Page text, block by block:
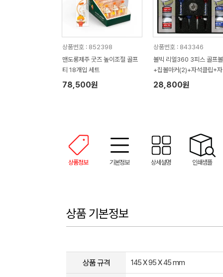
상품번호 : 852398
맨도롱제주 굿즈 높이조절 골프
티 18개입 세트
78,500원
상품번호 : 843346
볼빅 리얼360 3피스 골프
+칩볼마커(2)+자석클립+
티(2) 세트
28,800원
상품정보 기본정보 상세설명 인쇄샘플
상품 기본정보
상품 규격 145 X 95 X 45 mm